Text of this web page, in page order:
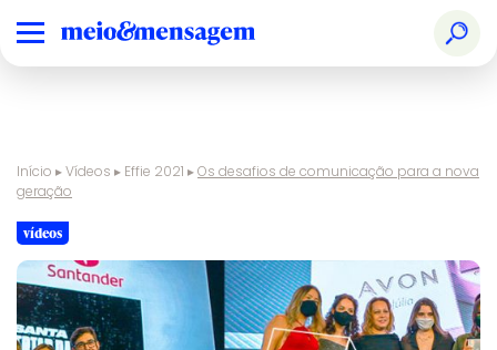
Início ▸Vídeos ▸ Effie 2021 ▸Os desafios de comunicação para a nova
geração
vídeos